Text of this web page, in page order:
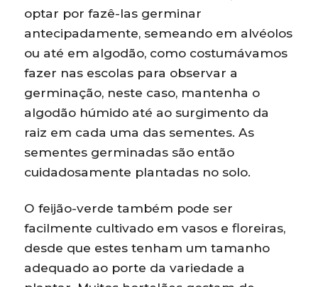
optar por fazê-las germinar
antecipadamente, semeando em alvéolos
ou até em algodão, como costumávamos
fazer nas escolas para observar a
germinação, neste caso, mantenha o
algodão húmido até ao surgimento da
raiz em cada uma das sementes. As
sementes germinadas são então
cuidadosamente plantadas no solo.
O feijão-verde também pode ser
facilmente cultivado em vasos e floreiras,
desde que estes tenham um tamanho
adequado ao porte da variedade a